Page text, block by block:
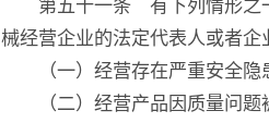
第五十一条 有下列情形之一
械经营企业的法定代表人或者
（一）经营存在严重安全隐
（二）经营产品因质量问题